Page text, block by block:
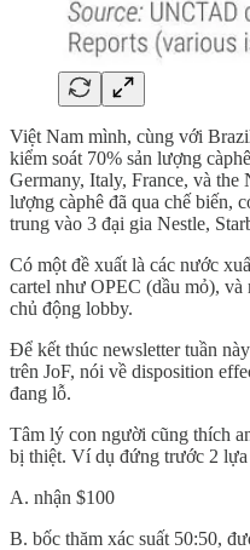
Việt Nam mình, cùng với
kiểm soát 70% sản lượng
Germany, Italy, France, và the
lượng càphê đã qua chế biến,
trung vào 3 đại gia Nestle,
Có một đề xuất là các nước
cartel như OPEC (dầu mỏ),
chủ động lobby.
Để kết thúc newsletter tuần
trên JoF, nói về disposition
đang lỗ.
Tâm lý con người cũng thích
bị thiệt. Ví dụ đứng trước 2 lựa
A. nhận $100
B. bốc thăm xác suất 50:50,